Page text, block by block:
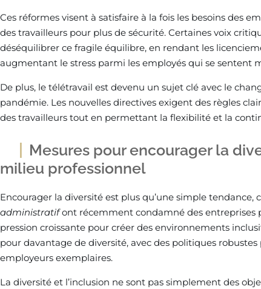
Ces réformes visent à satisfaire à la fois les besoins des
des travailleurs pour plus de sécurité. Certaines voix
déséquilibrer ce fragile équilibre, en rendant les
augmentant le stress parmi les employés qui se sentent
De plus, le télétravail est devenu un sujet clé avec le
pandémie. Les nouvelles directives exigent des règles
des travailleurs tout en permettant la flexibilité et la
Mesures pour encourager la
milieu professionnel
Encourager la diversité est plus qu’une simple tendance,
administratifont récemment condamné des entreprises
pression croissante pour créer des environnements
pour davantage de diversité, avec des politiques
employeurs exemplaires.
La diversité et l’inclusion ne sont pas simplement des